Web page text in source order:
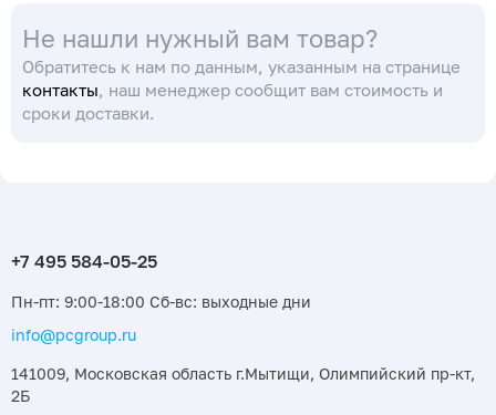
001 100) (Simax)
416 151 212) (Simax)
Не нашли нужный вам товар?
Обратитесь к нам по данным, указанным на странице
контакты, наш менеджер сообщит вам стоимость и
сроки доставки.
Пн-пт: 9:00-18:00 Сб-вс: выходные дни
info@pcgroup.ru
141009, Московская область г.Мытищи, Олимпийский пр-кт,
2Б